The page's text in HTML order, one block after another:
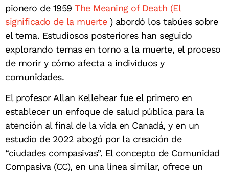
pionero de 1959 The Meaning of Death (El
significado de la muerte) abordó los tabúes sobre
el tema. Estudiosos posteriores han seguido
explorando temas en torno a la muerte, el proceso
de morir y cómo afecta a individuos y
comunidades.
El profesor Allan Kellehear fue el primero en
establecer un enfoque de salud pública para la
atención al final de la vida en Canadá, y en un
estudio de 2022 abogó por la creación de
“ciudades compasivas”. El concepto de Comunidad
Compasiva (CC), en una línea similar, ofrece un